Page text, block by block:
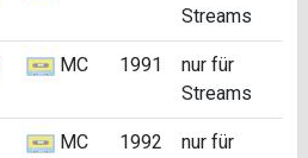
Streams
MC 1991
nur für
Streams
MC 1992
nur für